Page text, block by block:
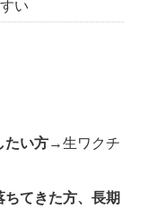
い
たい方→生ワクチ
ちてきた方、長期